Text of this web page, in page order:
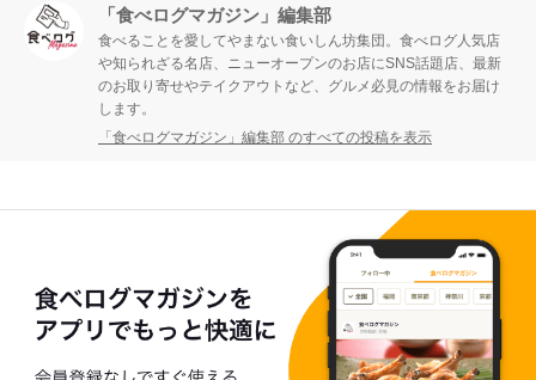
「食べログマガジン」編集部
食べることを愛してやまない食いしん坊集団。食べログ人気店
や知られざる名店、ニューオープンのお店にSNS話題店、最新
のお取り寄せやテイクアウトなど、グルメ必見の情報をお届け
します。
「食べログマガジン」編集部 のすべての投稿を表示